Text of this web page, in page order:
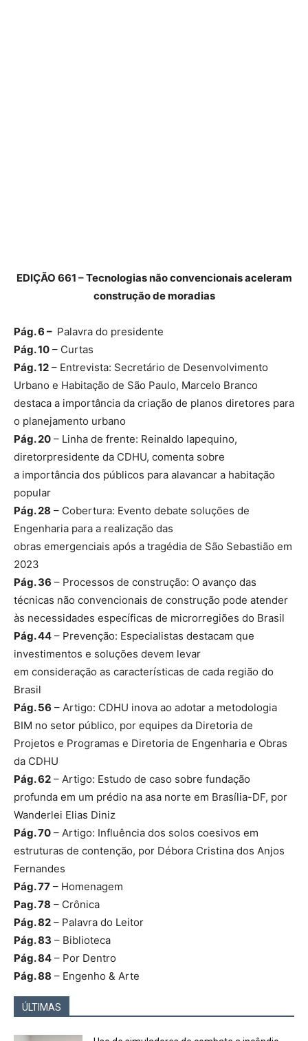
EDIÇÃO 661 – Tecnologias não convencionais aceleram
construção de moradias
Pág. 6 – Palavra do presidente
Pág. 10 – Curtas
Pág. 12 – Entrevista: Secretário de Desenvolvimento
Urbano e Habitação de São Paulo, Marcelo Branco
destaca a importância da criação de planos diretores para
o planejamento urbano
Pág. 20 – Linha de frente: Reinaldo Iapequino,
diretorpresidente da CDHU, comenta sobre
a importância dos públicos para alavancar a habitação
popular
Pág. 28 – Cobertura: Evento debate soluções de
Engenharia para a realização das
obras emergenciais após a tragédia de São Sebastião em
2023
Pág. 36 – Processos de construção: O avanço das
técnicas não convencionais de construção pode atender
às necessidades específicas de microrregiões do Brasil
Pág. 44 – Prevenção: Especialistas destacam que
investimentos e soluções devem levar
em consideração as características de cada região do
Brasil
Pág. 56 – Artigo: CDHU inova ao adotar a metodologia
BIM no setor público, por equipes da Diretoria de
Projetos e Programas e Diretoria de Engenharia e Obras
da CDHU
Pág. 62 – Artigo: Estudo de caso sobre fundação
profunda em um prédio na asa norte em Brasília-DF, por
Wanderlei Elias Diniz
Pág. 70 – Artigo: Influência dos solos coesivos em
estruturas de contenção, por Débora Cristina dos Anjos
Fernandes
Pág. 77 – Homenagem
Pag. 78 – Crônica
Pág. 82 – Palavra do Leitor
Pág. 83 – Biblioteca
Pág. 84 – Por Dentro
Pág. 88 – Engenho & Arte
ÚLTIMAS